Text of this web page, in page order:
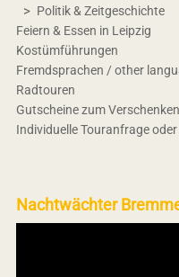
Politik & Zeitgeschichte
Feiern & Essen in Leipzig
Kostümführungen
Fremdsprachen / other
Radtouren
Gutscheine zum
Individuelle Touranfrage
Nachtwächter